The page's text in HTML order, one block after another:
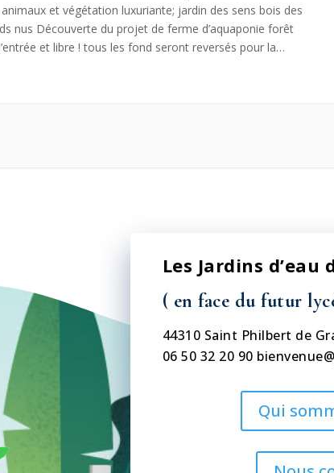
et végétation luxuriante; jardin des sens bois des
nus Découverte du projet de ferme d’aquaponie forêt
et libre ! tous les fond seront reversés pour la
Les Jardins d’eau
( en face du futur
44310 Saint Philbert de
06 50 32 20 90
Qui